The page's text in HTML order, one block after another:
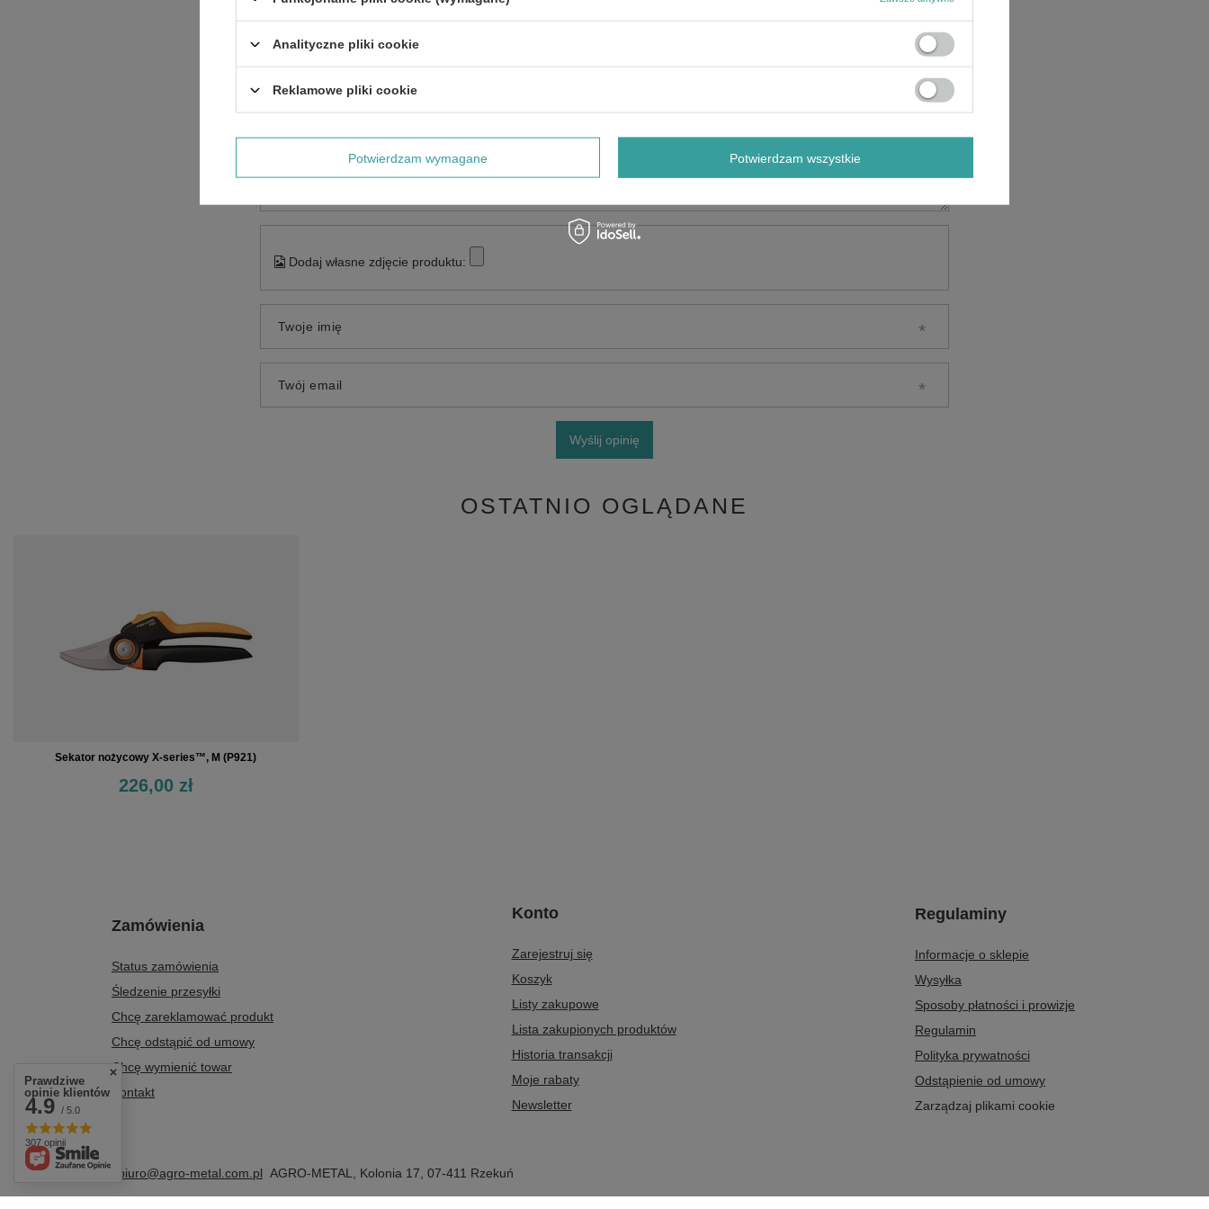
Dodaj własne zdjęcie produktu:
Twoje imię
Twój email
Wyślij opinię
OSTATNIO OGLĄDANE
Sekator nożycowy X-series™, M (P921)
226,00 zł
Zamówienia
Status zamówienia
Śledzenie przesyłki
Chcę zareklamować produkt
Chcę odstąpić od umowy
Chcę wymienić towar
Kontakt
Konto
Zarejestruj się
Koszyk
Listy zakupowe
Lista zakupionych produktów
Historia transakcji
Moje rabaty
Newsletter
Regulaminy
Informacje o sklepie
Wysyłka
Sposoby płatności i prowizje
Regulamin
Polityka prywatności
Odstąpienie od umowy
Zarządzaj plikami cookie
+48 604 284 876 biuro@agro-metal.com.pl AGRO-METAL Kolonia 17 07-411 Rzekuń
Prawdziwe
opinie klientów
4.9 / 5.0
307 opinii
Analityczne pliki cookie
Reklamowe pliki cookie
Potwierdzam wymagane Potwierdzam wszystkie